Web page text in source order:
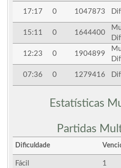
17:17 0 1047873
15:11 0 1644400
12:23 0 1904899
07:36 0 1279416
Estatísticas
Partidas
Dificuldade
Fácil 1